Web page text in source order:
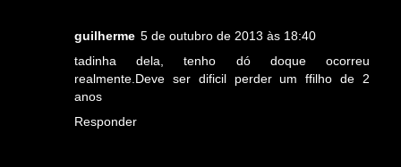
guilherme 5 de outubro de 2013 às 18:40
tadinha dela, tenho dó doque ocorreu
realmente.Deve ser dificil perder um ffilho de 2
anos
Responder